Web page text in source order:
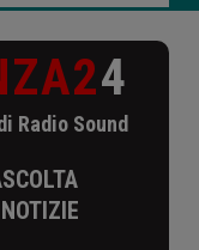
4
Radio Sound